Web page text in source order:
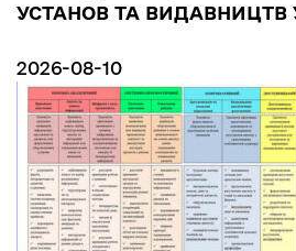
УСТАНОВ ТА ВИДАВНИЦТВ
2026-08-10